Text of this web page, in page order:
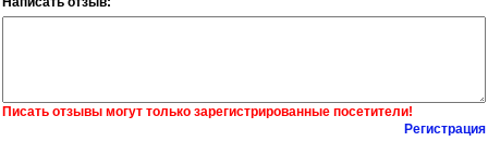
Писать отзывы могут только зарегистрированные посетители!
Регистрация